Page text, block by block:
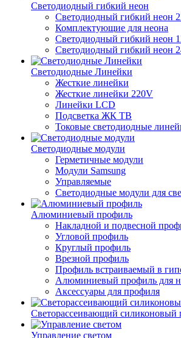
Светодиодный гибкий неон
Светодиодный гибкий неон
Комплектующие для неона
Светодиодный гибкий неон
Светодиодный гибкий неон
Светодиодные Линейки
Жесткие линейки
Жесткие линейки 220V
Линейки LCD
Подсветка ЖК ТВ
Токовые светодиодные
Светодиодные модули
Герметичные модули
Модули Samsung
Управляемые
Светодиодные модули для
Алюминиевый профиль
Накладной и подвесной
Угловой профиль
Круглый профиль
Врезной профиль
Профиль встраиваемый в
Алюминиевый профиль для
Аксессуары для профиля
Светорассеивающий силиконовый
Управление светом